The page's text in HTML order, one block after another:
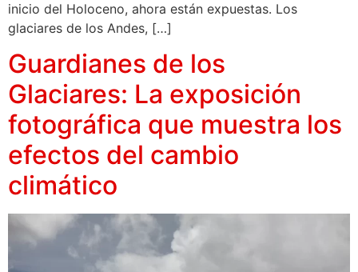
inicio del Holoceno, ahora están expuestas. Los
glaciares de los Andes, […]
Guardianes de los
Glaciares: La exposición
fotográfica que muestra los
efectos del cambio
climático